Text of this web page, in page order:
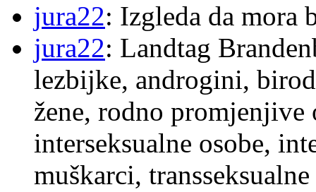
jura22: Izgleda da mora
jura22: Landtag
lezbijke, androgini,
žene, rodno
interseksualne osobe,
muškarci,